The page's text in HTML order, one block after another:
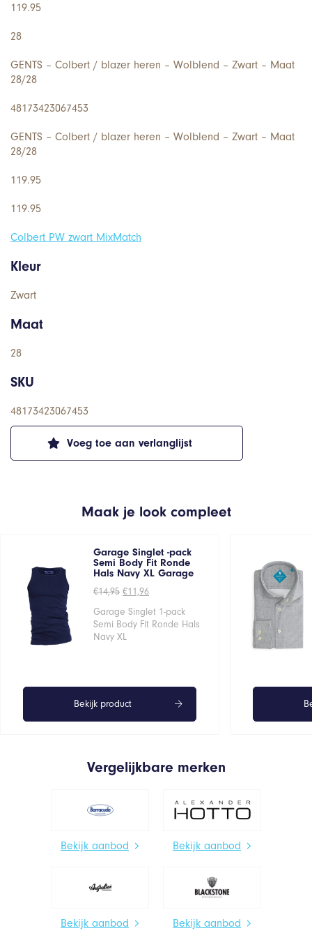
Voeg toe aan verlanglijst
119.95
28
GENTS – Colbert / blazer heren – Wolblend – Zwart – Maat
28/28
48173423067453
GENTS – Colbert / blazer heren – Wolblend – Zwart – Maat
28/28
119.95
119.95
Colbert PW zwart MixMatch
Kleur
Zwart
Maat
28
SKU
48173423067453
Maak je look compleet
Garage Singlet -pack
Semi Body Fit Ronde
Hals Navy XL Garage
€14,95 Oorspronkelijke
was:
€14,95.
€11,96Huidige
is:
€11,96.
Garage Singlet 1-pack
Semi Body Fit Ronde Hals
Navy XL
Bekijk product
Vergelijkbare merken
Bekijk aanbod Bekijk aanbod
Bekijk aanbod Bekijk aanbod